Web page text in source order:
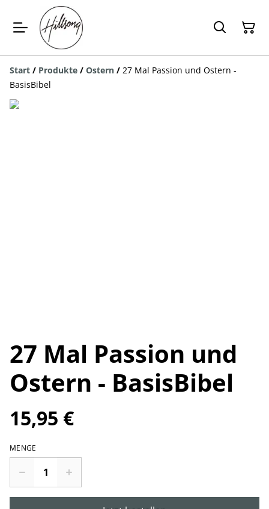
Start / Produkte / Ostern / 27 Mal Passion und Ostern -
BasisBibel
27 Mal Passion und
Ostern - BasisBibel
15,95 €
MENGE